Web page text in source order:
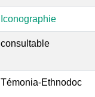
Iconographie
consultable
Témonia-Ethnodoc